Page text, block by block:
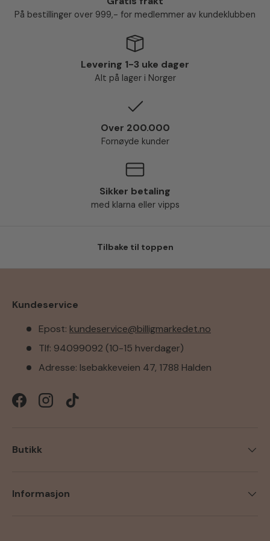
På bestillinger over 999,- for medlemmer av kundeklubben
Levering 1-3 uke dager
Alt på lager i Norger
Over 200.000
Fornøyde kunder
Sikker betaling
med klarna eller vipps
Tilbake til toppen
Kundeservice
Epost: kundeservice@billigmarkedet.no
Tlf: 94099092 (10-15 hverdager)
Adresse: Isebakkeveien 47, 1788 Halden
FacebookInstagramTikTok
Butikk
Informasjon